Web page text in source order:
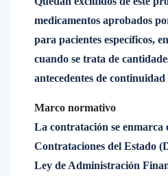
medicamentos aprobados
para pacientes específicos,
cuando se trata de
antecedentes de
Marco normativo
La contratación se enmarca
Contrataciones del Estado
Ley de Administración